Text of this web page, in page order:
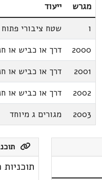
מגרש ייעוד
ו
שטח ציבורי פתוח
2000
דרך או כביש או
2001
דרך או כביש או
2002
דרך או כביש או
2003
מגורים ג מיוחד